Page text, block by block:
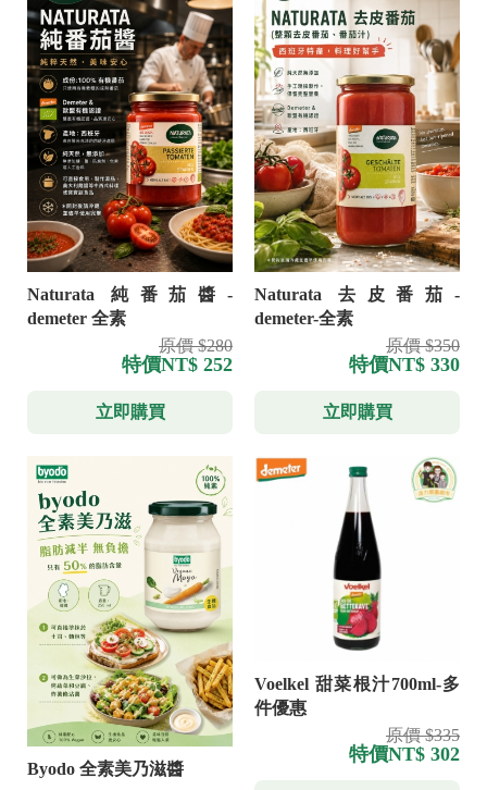
Naturata 純番茄醬-
demeter 全素
原價 $280
特價NT$ 252
立即購買
Naturata 去皮番茄-
demeter-全素
原價 $350
特價NT$ 330
立即購買
Byodo 全素美乃滋醬
Voelkel 甜菜根汁700ml-多
件優惠
原價 $335
特價NT$ 302